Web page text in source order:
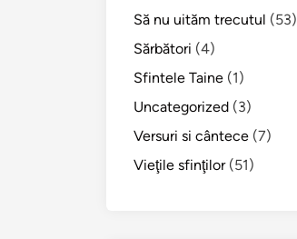
Să nu uităm trecutul (53)
Sărbători (4)
Sfintele Taine (1)
Uncategorized (3)
Versuri si cântece (7)
Vieţile sfinţilor(51)